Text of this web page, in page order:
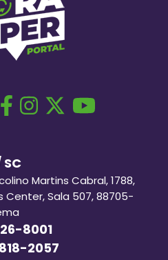
Martins Cabral, 1788,
Center, Sala 507, 88705-
8001
2057